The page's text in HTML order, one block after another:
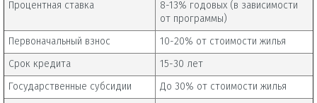
Процентная ставка
8-13% годовых (в зависимости
от программы)
Первоначальный взнос 10-20% от стоимости жилья
Срок кредита 15-30 лет
Государственные субсидии До 30% от стоимости жилья